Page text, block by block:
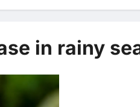
in rainy